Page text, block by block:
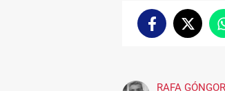
FacebookTwitter
RAFA